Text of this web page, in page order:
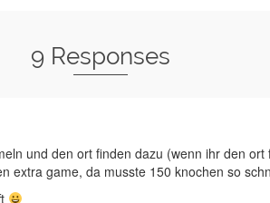
9 Responses
und den ort finden dazu (wenn ihr den ort
extra game, da musste 150 knochen so